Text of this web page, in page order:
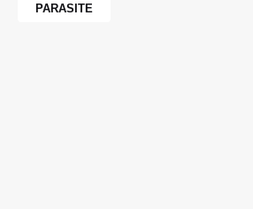
PARASITE